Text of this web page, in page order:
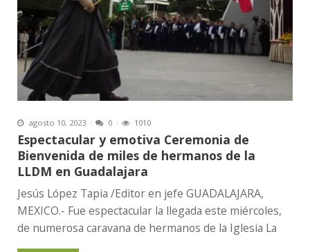
agosto 10, 2023 0 1010
Espectacular y emotiva Ceremonia de
Bienvenida de miles de hermanos de la
LLDM en Guadalajara
Jesús López Tapia /Editor en jefe GUADALAJARA,
MEXICO.- Fue espectacular la llegada este miércoles,
de numerosa caravana de hermanos de la Iglesia La